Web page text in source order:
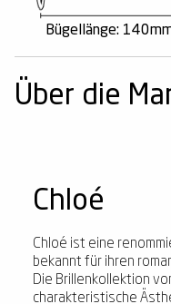
Bügellänge:
Über die
Chloé
Chloé ist eine
bekannt für ihren
Die Brillenkollektion
charakteristische